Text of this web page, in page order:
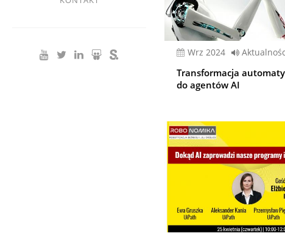
wrz 2024
Transformacja
do agentów AI